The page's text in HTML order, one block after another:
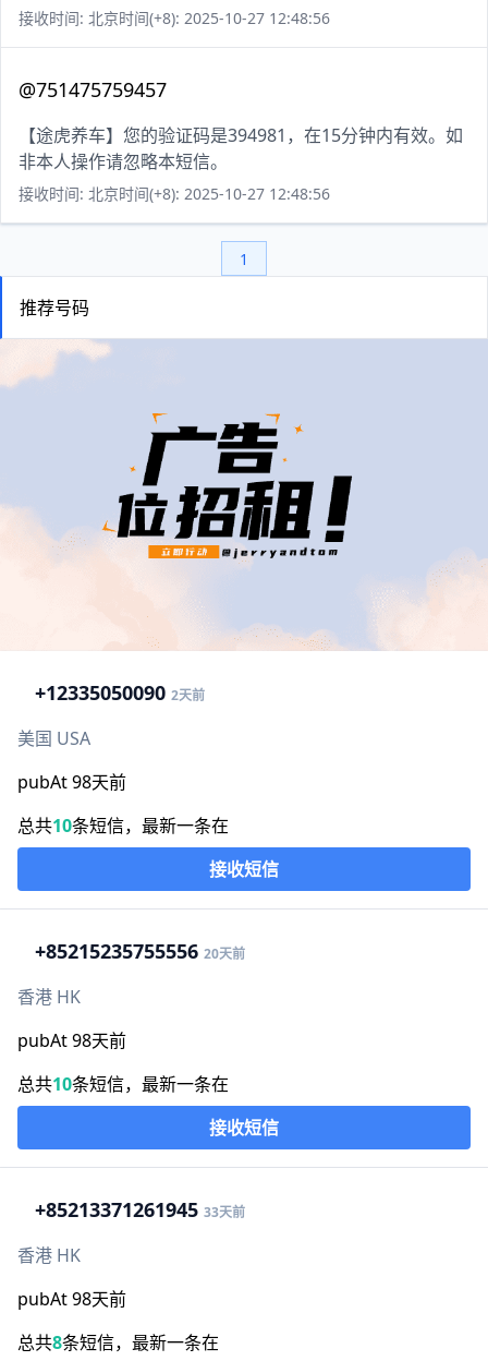
接收时间: 北京时间(+8): 2025-10-27 12:48:56
@751475759457
【途虎养车】您的验证码是394981，在15分钟内有效。如
非本人操作请忽略本短信。
接收时间: 北京时间(+8): 2025-10-27 12:48:56
1
推荐号码
+12335050090 2天前
美国 USA
pubAt 98天前
总共10条短信，最新一条在
接收短信
+85215235755556 20天前
香港 HK
pubAt 98天前
总共10条短信，最新一条在
接收短信
+85213371261945 33天前
香港 HK
pubAt 98天前
总共8条短信，最新一条在